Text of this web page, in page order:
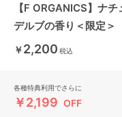
【F ORGANICS】ナ
デルブの香り＜限定＞
￥2,200 税込
各種特典利用でさらに
￥2,199 OFF